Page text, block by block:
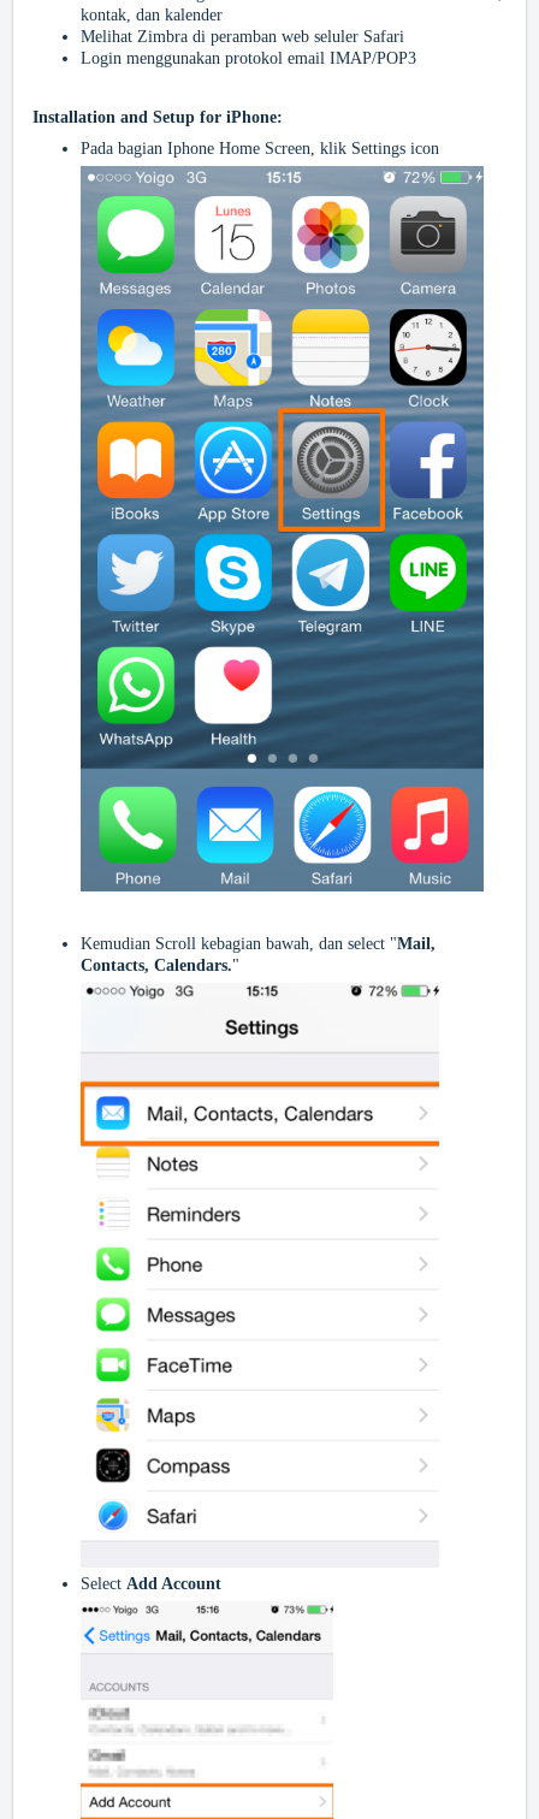
kontak, dan kalender
Melihat Zimbra di peramban web seluler Safari
Login menggunakan protokol email IMAP/POP3
Installation and Setup for iPhone:
Pada bagian Iphone Home Screen, klik Settings icon
Kemudian Scroll kebagian bawah, dan select "Mail,
Contacts, Calendars."
Select Add Account